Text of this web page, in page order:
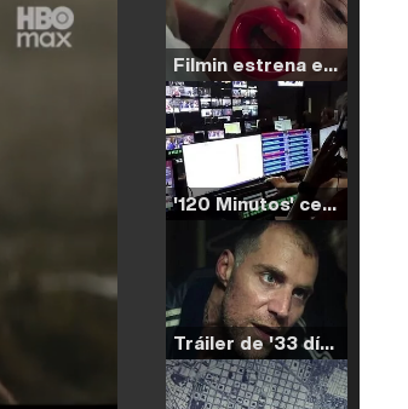
Filmin estrena el tráiler de 'Millennial Mal', su nueva comedia universitaria de la mano de Lorena Iglesias
'120 Minutos' celebra sus 2.000 programas en Telemadrid con un vídeo del día a día en la redacción
Tráiler de '33 días', la nueva serie de Atresplayer con Julián Villagrán y José Manuel Poga